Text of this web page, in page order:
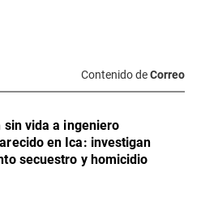
Contenido deCorreo
sin vida a ingeniero
en Ica: investigan
secuestro y homicidio